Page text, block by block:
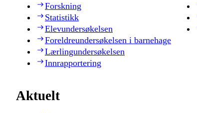
Forskning
Statistikk
Elevundersøkelsen
Foreldreundersøkelsen i barnehage
Lærlingundersøkelsen
Innrapportering
Aktuelt